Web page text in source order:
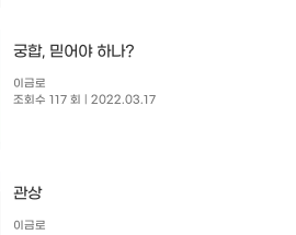
궁합, 믿어야 하나?
이금로
조회수 117 회
| 2022.03.17
관상
이금로